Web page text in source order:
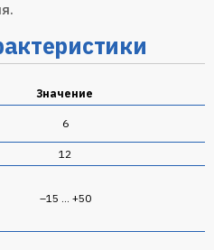
Значение
6
12
–15 … +50